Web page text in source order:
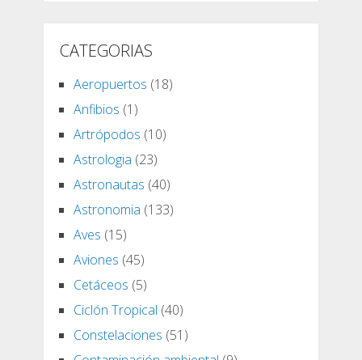
CATEGORIAS
Aeropuertos (18)
Anfibios (1)
Artrópodos (10)
Astrologia (23)
Astronautas (40)
Astronomia (133)
Aves (15)
Aviones (45)
Cetáceos (5)
Ciclón Tropical (40)
Constelaciones (51)